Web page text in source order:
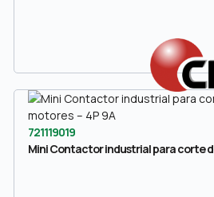
721119019
Mini Contactor industrial para corte